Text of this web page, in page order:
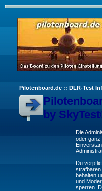
Pilotenboard.de :: DLR-Test
by
Die
oder ganz
Du
strafbaren
behalten
und
sperren.